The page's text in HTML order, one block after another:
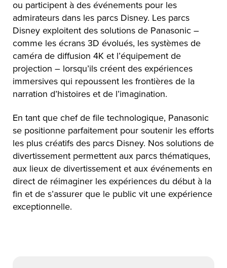
ou participent à des événements pour les
admirateurs dans les parcs Disney. Les parcs
Disney exploitent des solutions de Panasonic –
comme les écrans 3D évolués, les systèmes de
caméra de diffusion 4K et l’équipement de
projection – lorsqu’ils créent des expériences
immersives qui repoussent les frontières de la
narration d’histoires et de l’imagination.
En tant que chef de file technologique, Panasonic
se positionne parfaitement pour soutenir les efforts
les plus créatifs des parcs Disney. Nos solutions de
divertissement permettent aux parcs thématiques,
aux lieux de divertissement et aux événements en
direct de réimaginer les expériences du début à la
fin et de s’assurer que le public vit une expérience
exceptionnelle.